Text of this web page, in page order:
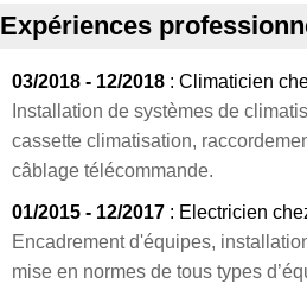
Expériences
03/2018 - 12/2018 : Climaticien
Installation de systèmes de
cassette climatisation,
câblage télécommande.
01/2015 - 12/2017 : Electricien
Encadrement d'équipes,
mise en normes de tous types